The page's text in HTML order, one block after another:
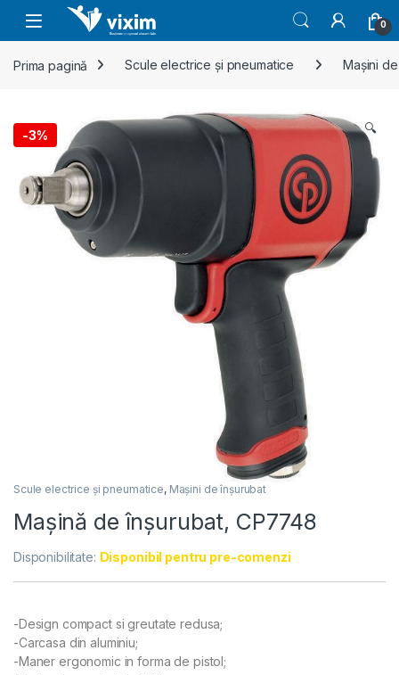
Skip to navigation
Skip to content
0
Prima pagină Scule electrice și pneumatice Mașini
-3% 🔍
Scule electrice și pneumatice, Mașini de înșurubat
Mașină de înșurubat, CP7748
Disponibilitate: Disponibil pentru pre-comenzi
-Design compact si greutate redusa;
-Carcasa din aluminiu;
-Maner ergonomic in forma de pistol;